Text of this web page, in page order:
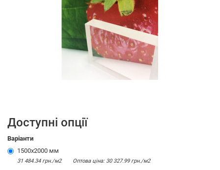
Доступні опції
Варіанти
1500х2000 мм
31 484.34 грн./м2 Оптова цiна: 30 327.99 грн./м2